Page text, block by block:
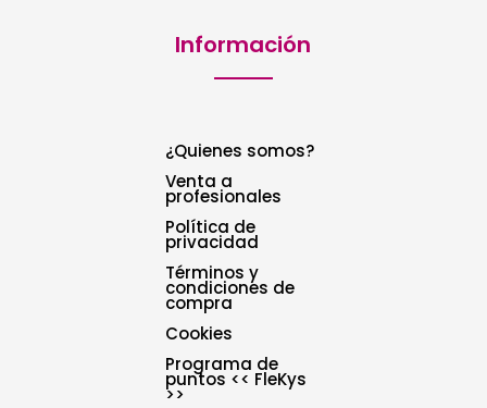
Información
¿Quienes somos?
Venta a
profesionales
Política de
privacidad
Términos y
condiciones de
compra
Cookies
Programa de
puntos << FleKys
>>